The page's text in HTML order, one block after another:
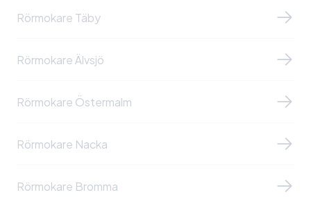
Rörmokare Täby
Rörmokare Älvsjö
Rörmokare Östermalm
Rörmokare Nacka
Rörmokare Bromma